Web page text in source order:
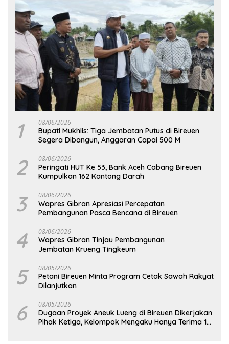
1 08/06/2026
Bupati Mukhlis: Tiga Jembatan Putus di Bireuen
Segera Dibangun, Anggaran Capai 500 M
2 08/06/2026
Peringati HUT Ke 53, Bank Aceh Cabang Bireuen
Kumpulkan 162 Kantong Darah
3 08/06/2026
Wapres Gibran Apresiasi Percepatan
Pembangunan Pasca Bencana di Bireuen
4 08/06/2026
Wapres Gibran Tinjau Pembangunan
Jembatan Krueng Tingkeum
5 08/05/2026
Petani Bireuen Minta Program Cetak Sawah Rakyat
Dilanjutkan
6 08/05/2026
Dugaan Proyek Aneuk Lueng di Bireuen Dikerjakan
Pihak Ketiga, Kelompok Mengaku Hanya Terima 10